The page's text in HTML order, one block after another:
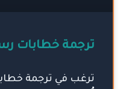
ترجمة خطابات
ترغب في ترجمة